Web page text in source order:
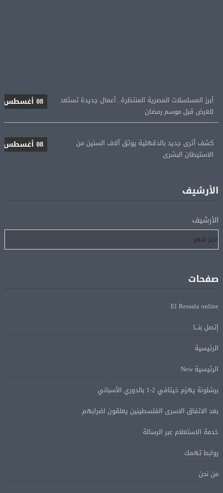
للعرض قبل موسم رمضان
الاستيطان البشرى
المؤهلة لأولمبياد 2028
إسبانيا تعيد فرض الرقابة على حدودها مع إيطاليا وسط
خلاف متصاعد بشأن الهجرة
الرئيس الإيرانى: الظروف الراهنة فرصة للتوصل إلى اتفاق
Alcool américain au Canada: «Carney risque d’être pris en
«Aucune négociation ne peut être bonne avec
l’administration Trump en ce moment», estime une
spécialiste en droit commercial
إلى 6,4%
الأرشيف
الأرشيف
صفحات
El Ressala online
إتصل بنـــا
الرئيسية
الرئيسية New
برشلونة يهزم خيتافي 2-1 بالدوري الأسباني
بعد الاتفاق الاسرى الفلسطينين يعلقون اضرابهم.
خدمة الاستعلام عبر الرسالة
روابط تهمك
من نحن